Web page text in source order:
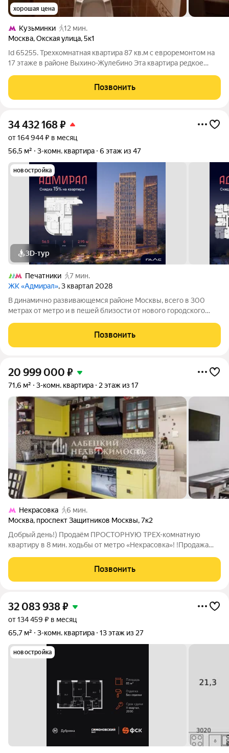
хорошая цена
Кузьминки
12 мин.
Москва,Окская улица,5к1
Id 65255. Трехкомнатная квартира 87 кв.м с евроремонтом на
17 этаже в районе Выхино-Жулебино Эта квартира редкое
жить в центре событий, не покидая спального района. Общая
площадь 87
Позвонить
34 432 168₽
от 164 944 ₽ в месяц
56,5 м²
3-комн. квартира 6 этаж из 47
новостройка
3D-тур
Печатники
7 мин.
ЖК «Адмирал», 3 квартал 2028
В динамично развивающемся районе Москвы, всего в 300
метрах от метро и в пешей близости от нового городского
автомобилей, продается 3-комнатная квартира площадью
56.50 м. без отделки. Квартира
Позвонить
20 999 000 ₽
71,6 м² 3-комн. квартира 2 этаж из 17
Некрасовка
6 мин.
Москва, проспект Защитников Москвы,7к2
Добрый день!) Продаём ПРОСТОРНУЮ ТРЕХ-комнатную
квартиру в 8 мин. ходьбы от метро «Некрасовка»! !Продажа
соответствуют действительности. ПРО ДОКУМЕНТЫ: 2
Позвонить
32 083 938₽
от 134 459 ₽ в месяц
65,7 м²
3-комн. квартира 13 этаж из 27
новостройка